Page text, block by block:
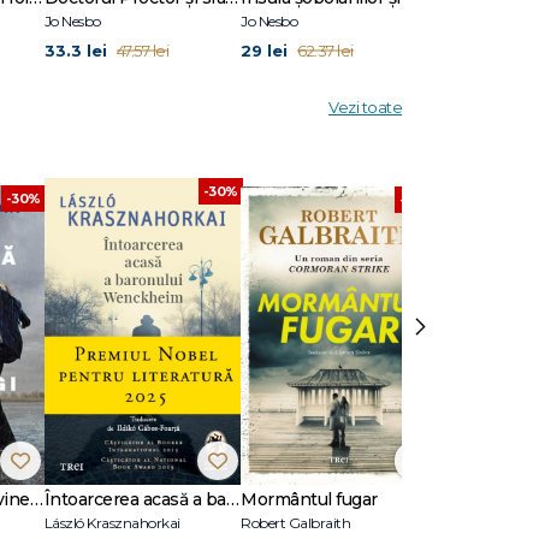
Jo Nesbo
33.3 lei 47.57 lei
Jo Nesbo
29 lei 62.37 lei
Vezi toate
-30%
Dansează când îți vine să plângi
-30%
Întoarcerea acasă a baronului Wenckheim
László Krasznahorkai
-30%
Mormântul fugar
Robert Galbraith
›